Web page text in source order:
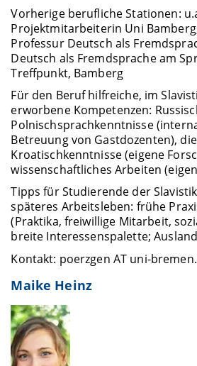
Vorherige berufliche Stationen:
Projektmitarbeiterin Uni
Professur Deutsch als
Deutsch als Fremdsprache am
Treffpunkt, Bamberg
Für den Beruf hilfreiche, im
erworbene Kompetenzen:
Polnischsprachkenntnisse
Betreuung von Gastdozenten),
Kroatischkenntnisse (eigene
wissenschaftliches Arbeiten
Tipps für Studierende der
späteres Arbeitsleben: frühe
(Praktika, freiwillige Mitarbeit,
breite Interessenspalette;
Kontakt: poerzgen AT uni-
Maike Heinz